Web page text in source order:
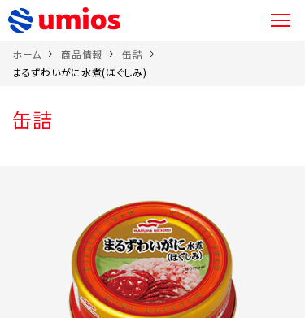
ホーム 商品情報
缶詰
まるずわいがに水煮(ほぐしみ)
缶詰